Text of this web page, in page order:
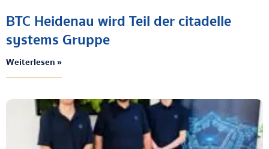
BTC Heidenau wird Teil der citadelle
systems Gruppe
Weiterlesen »